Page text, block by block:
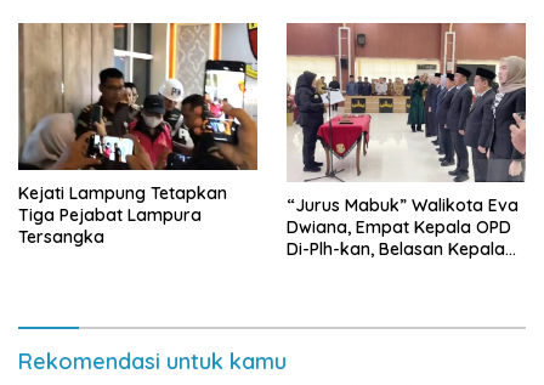
Kejati Lampung Tetapkan
Tiga Pejabat Lampura
Tersangka
“Jurus Mabuk” Walikota Eva
Dwiana, Empat Kepala OPD
Di-Plh-kan, Belasan Kepala
Rekomendasi untuk kamu